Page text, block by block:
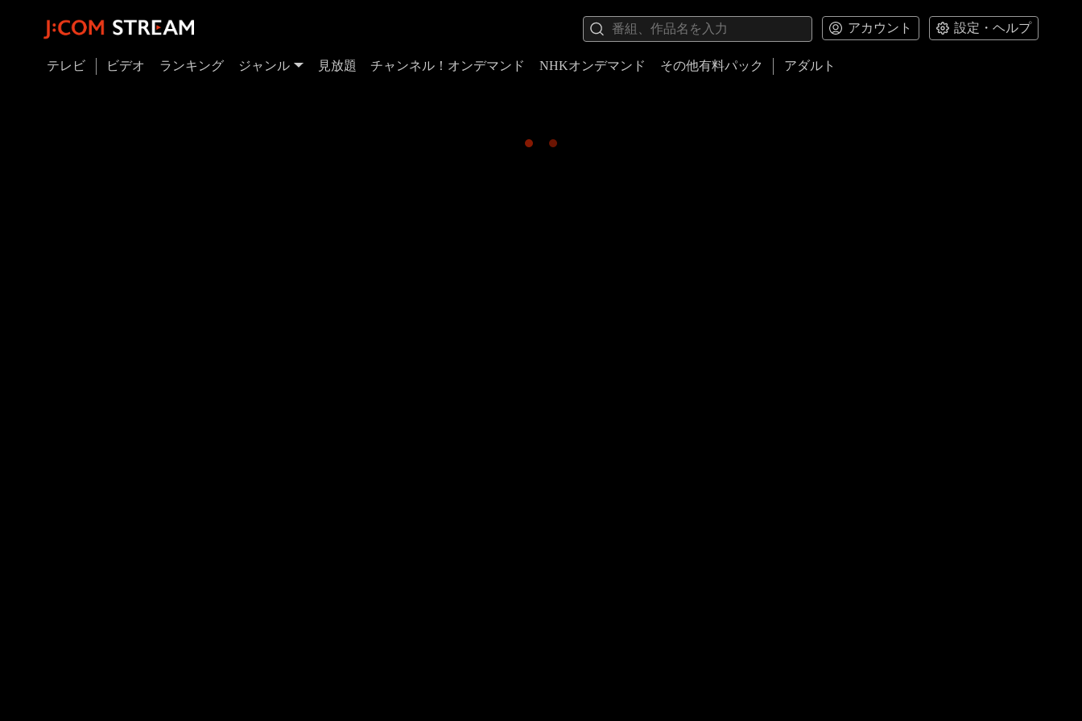
アカウント 設定・ヘルプ
テレビ ビデオ ランキング ジャンル 見放題 チャンネル！オンデマンド NHKオンデマンド その他有料パック アダルト